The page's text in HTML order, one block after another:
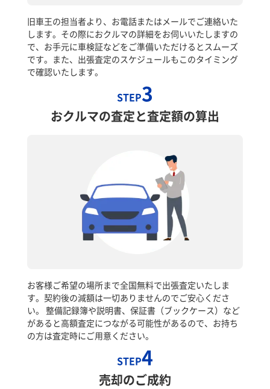
旧車王の担当者より、お電話またはメールでご連絡いた
します。その際におクルマの詳細をお伺いいたしますの
で、お手元に車検証などをご準備いただけるとスムーズ
です。また、出張査定のスケジュールもこのタイミング
で確認いたします。
STEP3
おクルマの査定と査定額の算出
お客様ご希望の場所まで全国無料で出張査定いたしま
す。契約後の減額は一切ありませんのでご安心くださ
い。 整備記録簿や説明書、保証書（ブックケース）など
があると高額査定につながる可能性があるので、お持ち
の方は査定時にご用意ください。
STEP4
売却のご成約